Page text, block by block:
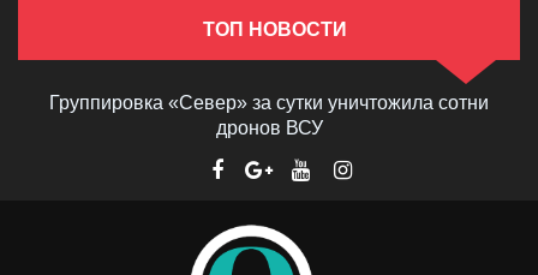
ТОП НОВОСТИ
Группировка «Север» за сутки уничтожила сотни
дронов ВСУ